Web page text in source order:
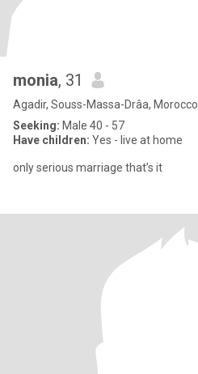
monia, 31
Agadir, Souss-Massa-Drâa, Morocco
Seeking: Male 40 - 57
Have children: Yes - live at home
only serious marriage that’s it